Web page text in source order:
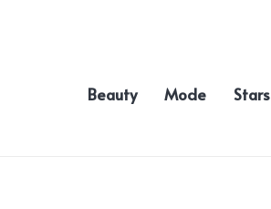
Beauty Mode Stars